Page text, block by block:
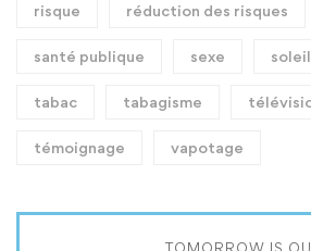
risque réduction des risques
santé publique sexe soleil
tabac tabagisme
témoignage vapotage